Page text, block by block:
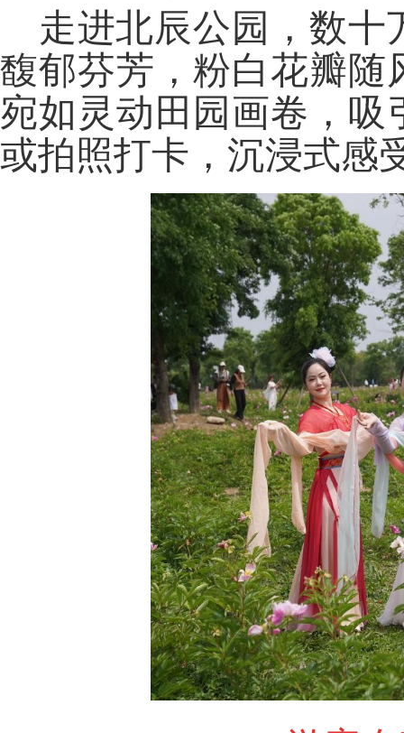
走进北辰公园，数
馥郁芬芳，粉白花瓣随
宛如灵动田园画卷，
或拍照打卡，沉浸式感